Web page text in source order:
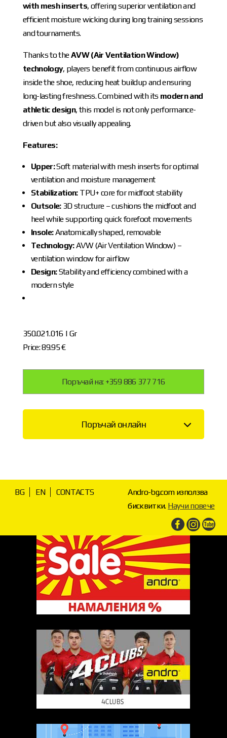
with mesh inserts, offering superior ventilation and
efficient moisture wicking during long training sessions
and tournaments.
Thanks to theAVW (Air Ventilation Window)
technology, players benefit from continuous airflow
inside the shoe, reducing heat buildup and ensuring
long-lasting freshness. Combined with its modern and
athletic design, this model is not only performance-
driven but also visually appealing.
Features:
Upper:Soft material with mesh inserts for optimal
ventilation and moisture management
Stabilization:TPU+ core for midfoot stability
Outsole:3D structure – cushions the midfoot and
heel while supporting quick forefoot movements
Insole:Anatomically shaped, removable
Technology:AVW (Air Ventilation Window) –
ventilation window for airflow
Design:Stability and efficiency combined with a
modern style
350.021.016 | Gr
Price: 89.95 €
Поръчай на: +359 886 377 716
Поръчай онлайн
BG EN CONTACTS
Andro-bg.com използва
бисквитки. Научи повече